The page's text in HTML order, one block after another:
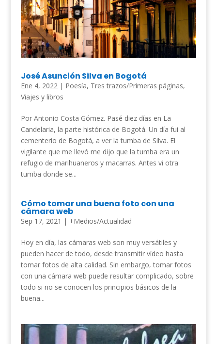
José Asunción Silva en Bogotá
Ene 4, 2022| Poesía, Tres trazos/Primeras páginas,
Viajes y libros
Por Antonio Costa Gómez. Pasé diez días en La
Candelaria, la parte histórica de Bogotá. Un día fui al
cementerio de Bogotá, a ver la tumba de Silva. El
vigilante que me llevó me dijo que la tumba era un
refugio de marihuaneros y macarras. Antes vi otra
tumba donde se...
Cómo tomar una buena foto con una
cámara web
Sep 17, 2021 | +Medios/Actualidad
Hoy en día, las cámaras web son muy versátiles y
pueden hacer de todo, desde transmitir vídeo hasta
tomar fotos de alta calidad. Sin embargo, tomar fotos
con una cámara web puede resultar complicado, sobre
todo si no se conocen los principios básicos de la
buena...